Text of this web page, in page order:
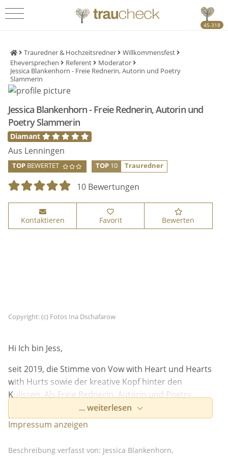
45.318
Trauredner & Hochzeitsredner
Willkommensfest
Eheversprechen
Referent
Moderator
Jessica Blankenhorn - Freie Rednerin, Autorin und Poetry
Slammerin
Jessica Blankenhorn - Freie Rednerin, Autorin und
Poetry Slammerin
Diamant
Aus Lenningen
TOP BEWERTET TOP 10 Trauredner
10 Bewertungen
Kontaktieren Favorit Bewerten
erklärst Du Dich damit einverstanden,
Weitere Informationen zum Datenschutz bei
„YouTube“ findest Du
Copyright: (c) Fotos Ina Dschafarow
Hi Ich bin Jess,
seit 2019, die Stimme von Vow with Heart und Hearts
with Hurts sowie der kreative Kopf hinter den
Kulissen. Als Freie Rednerin, Autorin und Poetry
Slammerin habe ich eine große Leidenschaft für die
Kunst und die Kraft des geschrieben sowie
gesprochenen Wortes. Ich liebe es Geschichten zu
erzählen die voller Wahrheit sind und Echt. Vom
... weiterlesen
Impressum anzeigen
Beschreibung verfasst von: Jessica Blankenhorn,